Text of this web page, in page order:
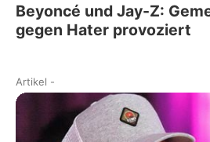
Beyoncé und Jay-Z:
gegen Hater provoziert
Artikel -